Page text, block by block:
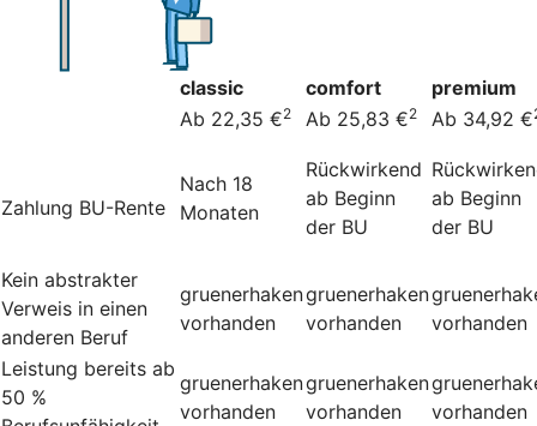
classic comfort
premium
Ab 22,35 €2 Ab 25,83 €2 Ab 34,92 €
Zahlung BU-Rente
Nach 18
Monaten
Rückwirkend
ab Beginn
der BU
ab Beginn
der BU
Kein abstrakter
Verweis in einen
anderen Beruf
gruenerhaken
vorhanden
gruenerhaken
vorhanden
vorhanden
Leistung bereits ab
50 %
gruenerhaken
vorhanden
gruenerhaken
vorhanden
vorhanden